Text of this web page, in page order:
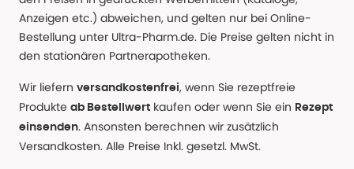
Anzeigen etc.) abweichen, und gelten nur bei Online-
Bestellung unter Ultra-Pharm.de. Die Preise gelten nicht in
den stationären Partnerapotheken.
Wir liefern versandkostenfrei, wenn Sie rezeptfreie
Produkte ab Bestellwert kaufen oder wenn Sie ein Rezept
einsenden. Ansonsten berechnen wir zusätzlich
Versandkosten. Alle Preise Inkl. gesetzl. MwSt.